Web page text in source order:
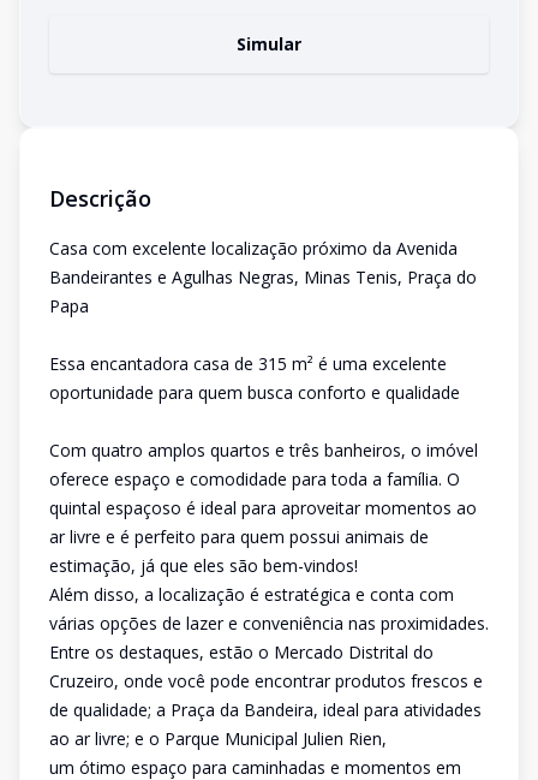
Simular
Descrição
Casa com excelente localização próximo da Avenida
Bandeirantes e Agulhas Negras, Minas Tenis, Praça do
Papa
Essa encantadora casa de 315 m² é uma excelente
oportunidade para quem busca conforto e qualidade
Com quatro amplos quartos e três banheiros, o imóvel
oferece espaço e comodidade para toda a família. O
quintal espaçoso é ideal para aproveitar momentos ao
ar livre e é perfeito para quem possui animais de
estimação, já que eles são bem-vindos!
Além disso, a localização é estratégica e conta com
várias opções de lazer e conveniência nas proximidades.
Entre os destaques, estão o Mercado Distrital do
Cruzeiro, onde você pode encontrar produtos frescos e
de qualidade; a Praça da Bandeira, ideal para atividades
ao ar livre; e o Parque Municipal Julien Rien,
um ótimo espaço para caminhadas e momentos em